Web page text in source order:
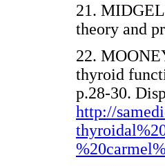
21.
theory and
22.
thyroid
p.28-30.
http://